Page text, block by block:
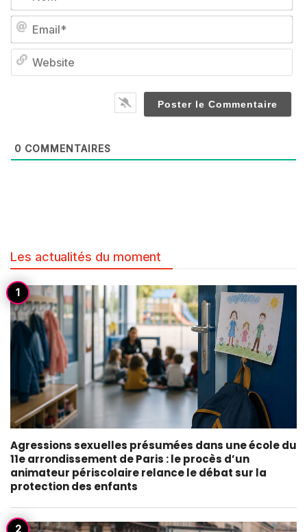
0 COMMENTAIRES
Les actualités du moment
Agressions sexuelles présumées dans une école du
11e arrondissement de Paris : le procès d’un
animateur périscolaire relance le débat sur la
protection des enfants